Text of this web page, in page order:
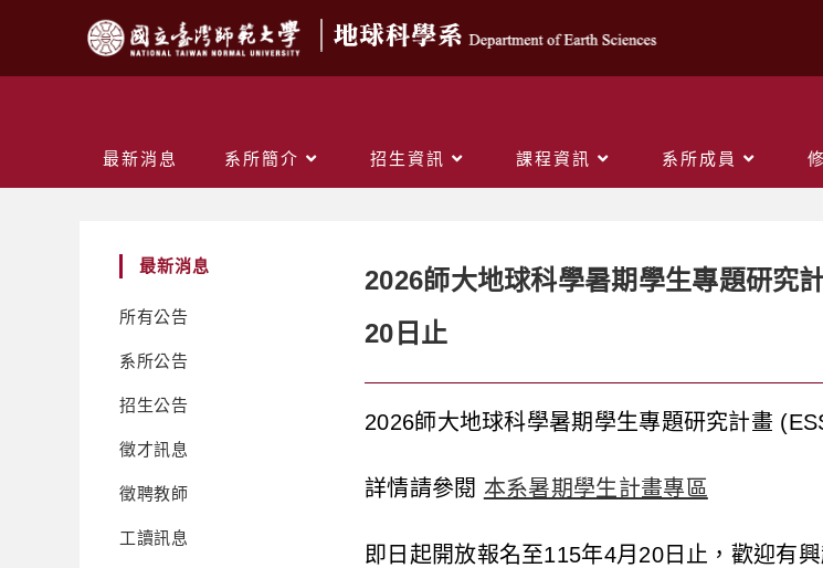
最新消息 系所簡介 招生資訊 課程資訊 系所成員
最新消息
所有公告
系所公告
招生公告
徵才訊息
徵聘教師
工讀訊息
2026師大地球科學暑期學生專題研究
20日止
2026師大地球科學暑期學生專題研究計畫
詳情請參閱 本系暑期學生計畫專區
即日起開放報名至115年4月20日止，歡迎有